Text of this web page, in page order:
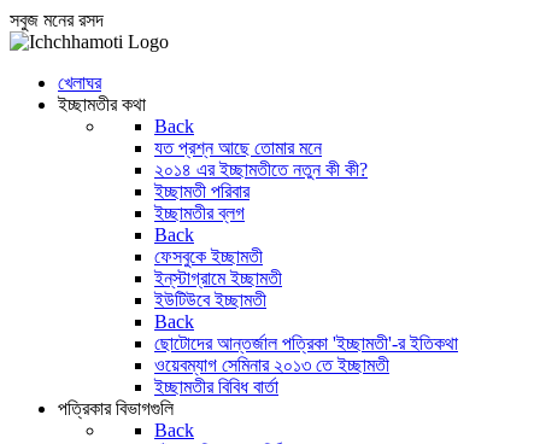
সবুজ মনের রসদ
খেলাঘর
ইচ্ছামতীর কথা
Back
যত প্রশ্ন আছে তোমার মনে
২০১৪ এর ইচ্ছামতীতে নতুন কী কী?
ইচ্ছামতী পরিবার
ইচ্ছামতীর ব্লগ
Back
ফেসবুকে ইচ্ছামতী
ইন্‌স্টাগ্রামে ইচ্ছামতী
ইউটিউবে ইচ্ছামতী
Back
ছোটোদের আন্তর্জাল পত্রিকা 'ইচ্ছামতী'-র ইতিকথা
ওয়েবম্যাগ সেমিনার ২০১৩ তে ইচ্ছামতী
ইচ্ছামতীর বিবিধ বার্তা
পত্রিকার বিভাগগুলি
Back